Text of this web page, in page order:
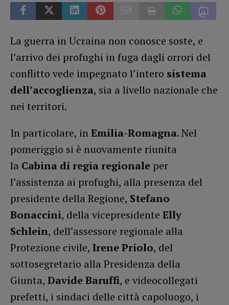
La guerra in Ucraina non conosce soste, e
l’arrivo dei profughi in fuga dagli orrori del
conflitto vede impegnato l’intero sistema
dell’accoglienza, sia a livello nazionale che
nei territori.
In particolare, inEmilia-Romagna. Nel
pomeriggio si è nuovamente riunita
la Cabina di regia regionale per
l’assistenza ai profughi, alla presenza del
presidente della Regione, Stefano
Bonaccini, della vicepresidente Elly
Schlein, dell’assessore regionale alla
Protezione civile, Irene Priolo, del
sottosegretario alla Presidenza della
Giunta, Davide Baruffi, e videocollegati
prefetti, i sindaci delle città capoluogo, i